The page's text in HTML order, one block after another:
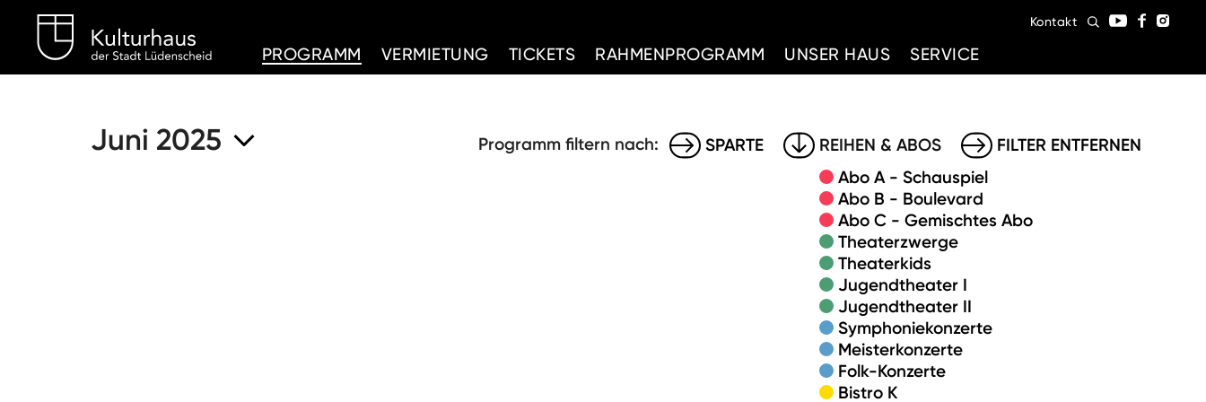
PROGRAMM
VERMIETUNG TICKETS RAHMENPROGRAMM UNSER HAUS SERVICE
Kontakt
Juni 2025 Programm filtern nach: SPARTE
REIHEN & ABOS
Abo A - Schauspiel
Abo B - Boulevard
Abo C - Gemischtes Abo
Theaterzwerge
Theaterkids
Jugendtheater I
Jugendtheater II
Symphoniekonzerte
Meisterkonzerte
Folk-Konzerte
Bistro K
FILTER ENTFERNEN